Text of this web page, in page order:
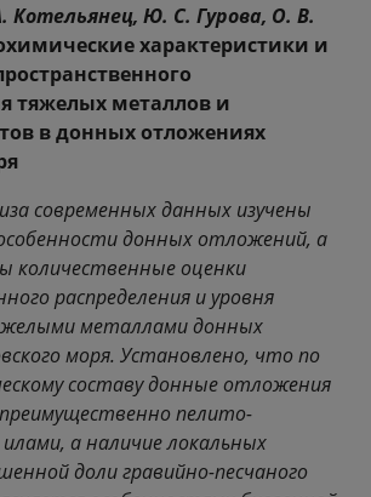
Котельянец, Ю. С. Гурова, О. В.
характеристики и
тяжелых металлов и
в донных отложениях
современных данных изучены
донных отложений, а
количественные оценки
распределения и уровня
металлами донных
моря. Установлено, что по
составу донные отложения
пелито-
а наличие локальных
доли гравийно-песчаного